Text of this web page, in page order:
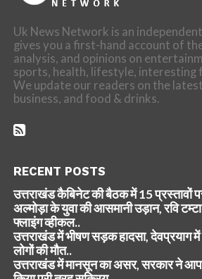
Uk News Network is an
gives you a first-hand account of
analysis, and opinions on
sports, health, lifestyle, interesting
We update our readers on the
business, and food & drinks.
RECENT POSTS
उत्तराखंड कैबिनेट की बैठक में 15 प्रस्तावों
अल्मोड़ा के युवा की आसमानी उड़ान, रवि
फ्लाइंग व्हीकल..
उत्तराखंड में भीषण सड़क हादसा, देवप्रयाग में
लोगों की मौत..
उत्तराखंड में मानसून का असर, सरकार ने